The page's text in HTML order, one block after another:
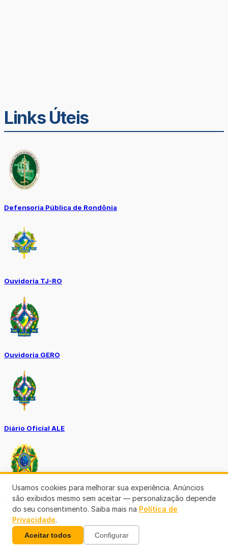
Links Úteis
Defensoria Pública de Rondônia
Ouvidoria TJ-RO
Ouvidoria GERO
Diário Oficial ALE
Diário Oficial da União
Usamos cookies para melhorar sua experiência. Anúncios
são exibidos mesmo sem aceitar — personalização depende
do seu consentimento. Saiba mais na Política de
Privacidade.
Aceitar todos Configurar